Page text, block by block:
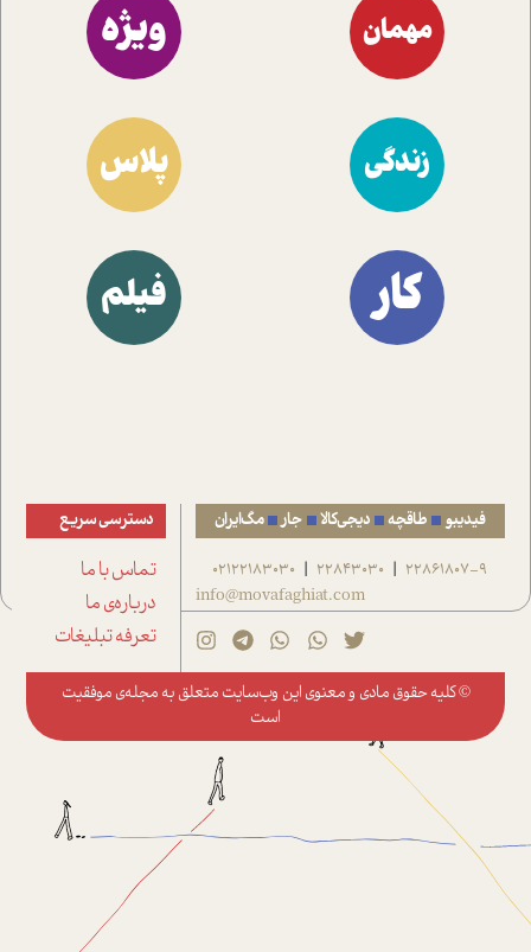
مهمان ویژه
زندگی پلاس
کار فیلم
فیدیبو طاقچه دیجی‌کالا جار مگ‌ایران
22861807-9
|
22843030
|
02122183030
info@movafaghiat.com
دسترسی سریع
تماس با ما
درباره‌ی ما
تعرفه تبلیغات
© کلیه حقوق مادی و معنوی این وب‌سایت متعلق به مجله‌ی موفقیت
است